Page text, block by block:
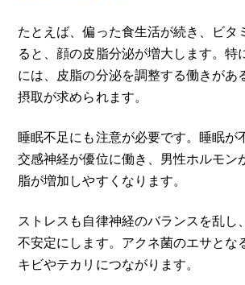
たとえば、偏った食生活が続き、ビタ
ると、顔の皮脂分泌が増大します。特
には、皮脂の分泌を調整する働きがあ
摂取が求められます。
睡眠不足にも注意が必要です。睡眠が
交感神経が優位に働き、男性ホルモン
脂が増加しやすくなります。
ストレスも自律神経のバランスを乱し
不安定にします。アクネ菌のエサとな
キビやテカリにつながります。